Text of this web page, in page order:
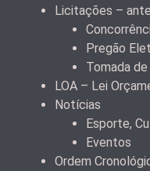
Licitações –
Pregão
Tomada
LOA – Lei
Notícias
Esporte,
Eventos
Ordem